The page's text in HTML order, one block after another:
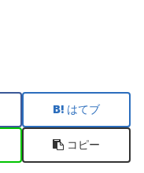
はてブ
コピー